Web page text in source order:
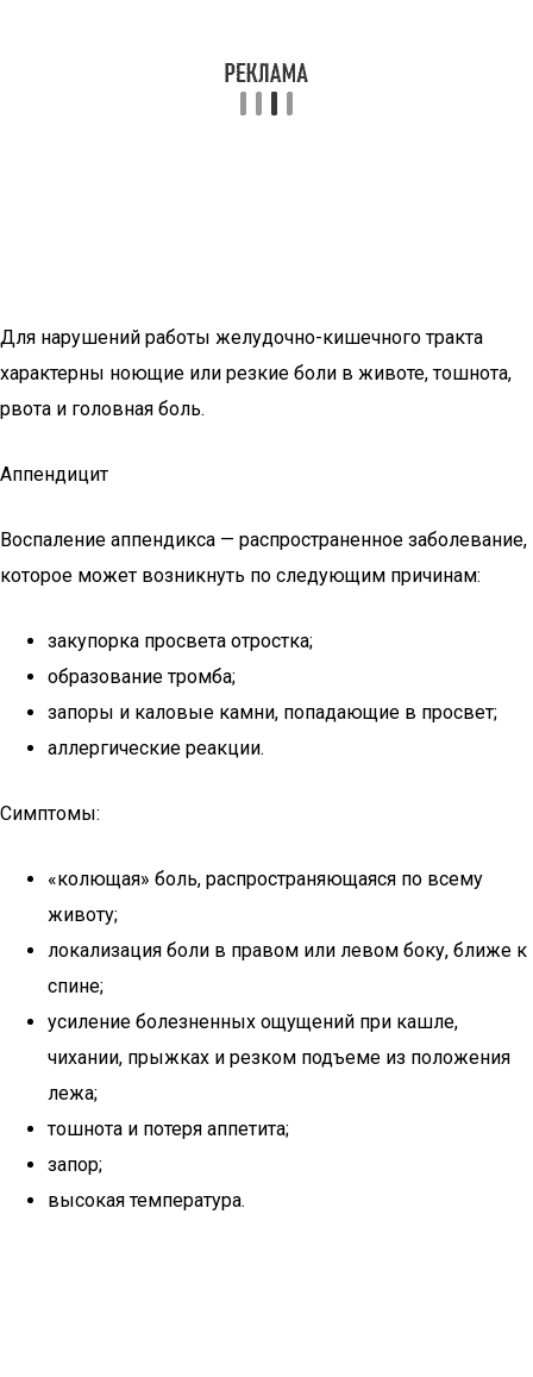
Для нарушений работы желудочно-кишечного тракта
характерны ноющие или резкие боли в животе, тошнота,
рвота и головная боль.
Аппендицит
Воспаление аппендикса — распространенное заболевание,
которое может возникнуть по следующим причинам:
закупорка просвета отростка;
образование тромба;
запоры и каловые камни, попадающие в просвет;
аллергические реакции.
Симптомы:
«колющая» боль, распространяющаяся по всему
животу;
локализация боли в правом или левом боку, ближе к
спине;
усиление болезненных ощущений при кашле,
чихании, прыжках и резком подъеме из положения
лежа;
тошнота и потеря аппетита;
запор;
высокая температура.